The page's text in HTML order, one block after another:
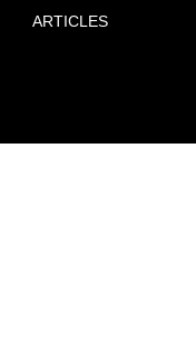
ARTICLES